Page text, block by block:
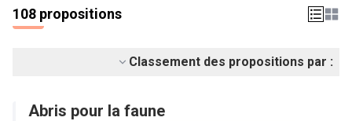
108 propositions
Classement des propositions par :
Abris pour la faune